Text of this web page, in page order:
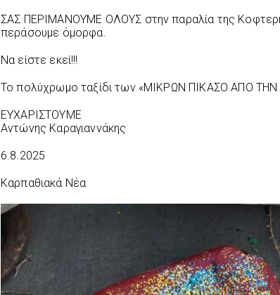
ΣΑΣ ΠΕΡΙΜΑΝΟΥΜΕ ΟΛΟΥΣ στην παραλία της
περάσουμε όμορφα.
Να είστε εκεί!!!
Το πολύχρωμο ταξίδι των «ΜΙΚΡΩΝ ΠΙΚΑΣΟ ΑΠΟ ΤΗΝ
ΕΥΧΑΡΙΣΤΟΥΜΕ
Αντώνης Καραγιαννάκης
6.8.2025
Καρπαθιακά Νέα